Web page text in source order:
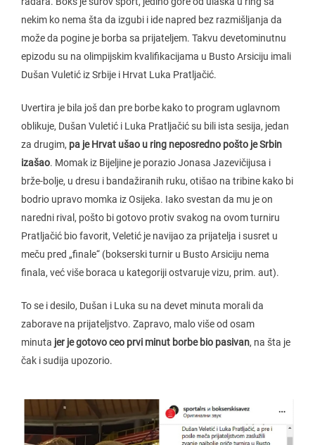
nekim ko nema šta da izgubi i ide napred bez razmišljanja da
može da pogine je borba sa prijateljem. Takvu devetominutnu
epizodu su na olimpijskim kvalifikacijama u Busto Arsiciju imali
Dušan Vuletić iz Srbije i Hrvat Luka Pratljačić.
Uvertira je bila još dan pre borbe kako to program uglavnom
oblikuje, Dušan Vuletić i Luka Pratljačićsu bili ista sesija, jedan
za drugim, pa je Hrvat ušao u ring neposredno pošto je Srbin
izašao. Momak iz Bijeljine je porazio Jonasa Jazevičijusa i
brže-bolje, u dresu i bandažiranih ruku, otišao na tribine kako bi
bodrio upravo momka iz Osijeka. Iako svestan da mu je on
naredni rival, pošto bi gotovo protiv svakog na ovom turniru
Pratljačić bio favorit, Veletić je navijao za prijatelja i susret u
meču pred „finale“ (bokserski turnir u Busto Arsiciju nema
finala, već više boraca u kategoriji ostvaruje vizu, prim. aut).
To se i desilo, Dušan i Luka su na devet minuta morali da
zaborave na prijateljstvo. Zapravo, malo više od osam
minuta jer je gotovo ceo prvi minut borbe bio pasivan, na šta je
čak i sudija upozorio.